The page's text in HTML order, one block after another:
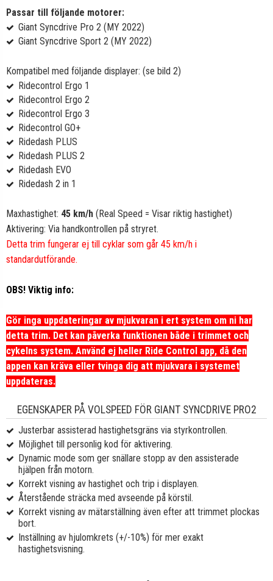
Passar till följande motorer:
Giant Syncdrive Pro 2 (MY 2022)
Giant Syncdrive Sport 2 (MY 2022)
Kompatibel med följande displayer: (se bild 2)
Ridecontrol Ergo 1
Ridecontrol Ergo 2
Ridecontrol Ergo 3
Ridecontrol GO+
Ridedash PLUS
Ridedash PLUS 2
Ridedash EVO
Ridedash 2 in 1
Maxhastighet: 45 km/h (Real Speed = Visar riktig hastighet)
Aktivering: Via handkontrollen på stryret.
Detta trim fungerar ej till cyklar som går 45 km/h i
standardutförande.
OBS! Viktig info:
Gör inga uppdateringar av mjukvaran i ert system om ni har
detta trim. Det kan påverka funktionen både i trimmet och
cykelns system. Använd ej heller Ride Control app, då den
appen kan kräva eller tvinga dig att mjukvara i systemet
uppdateras.
EGENSKAPER PÅ VOLSPEED FÖR GIANT SYNCDRIVE PRO2
Justerbar assisterad hastighetsgräns via styrkontrollen.
Möjlighet till personlig kod för aktivering.
Dynamic mode som ger snällare stopp av den assisterade
hjälpen från motorn.
Korrekt visning av hastighet och trip i displayen.
Återstående sträcka med avseende på körstil.
Korrekt visning av mätarställning även efter att trimmet plockas
bort.
Inställning av hjulomkrets (+/-10%) för mer exakt
hastighetsvisning.